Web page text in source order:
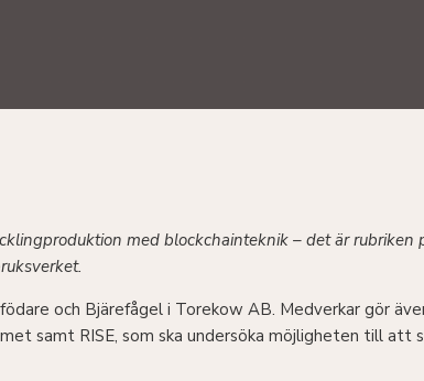
med blockchainteknik – det är
och Bjärefågel i Torekow AB. Medverkar gör
samt RISE, som ska undersöka möjligheten till